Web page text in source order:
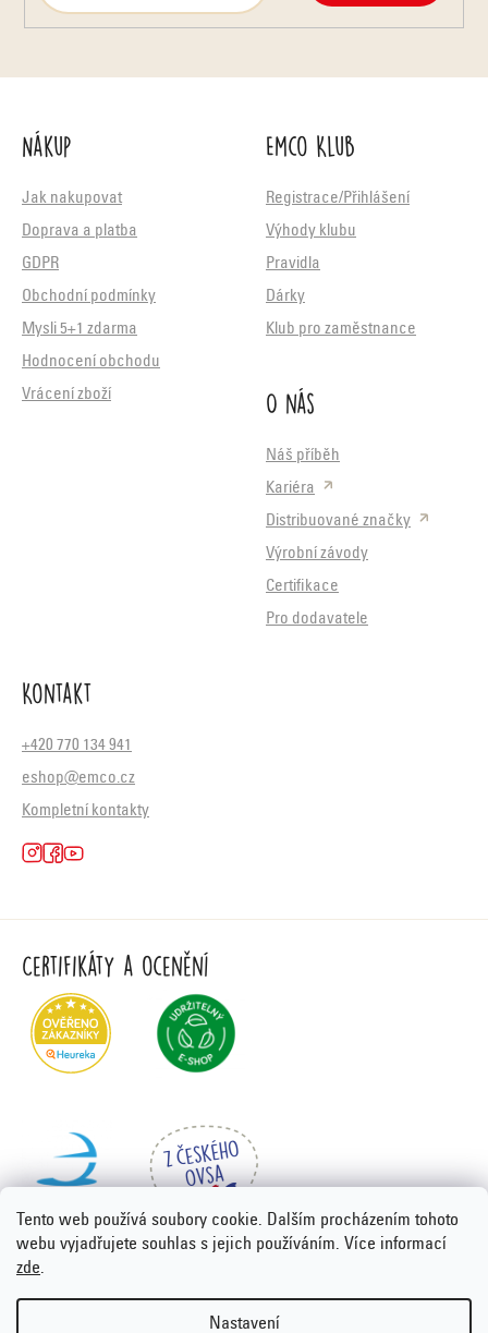
Tento web používá soubory cookie. Dalším procházením tohoto
webu vyjadřujete souhlas s jejich používáním. Více informací
zde.
Nastavení
Nákup
Jak nakupovat
Doprava a platba
GDPR
Obchodní podmínky
Mysli 5+1 zdarma
Hodnocení obchodu
Vrácení zboží
Emco Klub
Registrace/Přihlášení
Výhody klubu
Pravidla
Dárky
Klub pro zaměstnance
O nás
Náš příběh
Kariéra
Distribuované značky
Výrobní závody
Certifikace
Pro dodavatele
Kontakt
+420 770 134 941
eshop@emco.cz
Kompletní kontakty
Certifikáty a ocenění
Vytvořil Shoptet Premium